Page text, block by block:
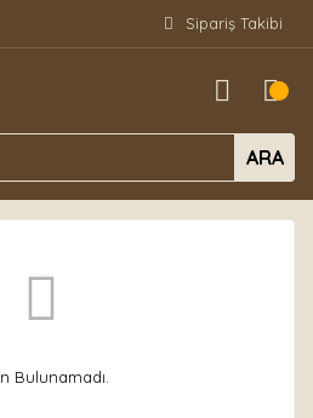
Sipariş Takibi
ARA
Bulunamadı.